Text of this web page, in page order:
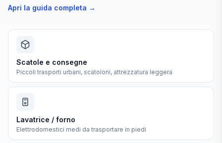
Apri la guida completa →
Scatole e consegne
Piccoli trasporti urbani, scatoloni, attrezzatura leggera
Lavatrice / forno
Elettrodomestici medi da trasportare in piedi